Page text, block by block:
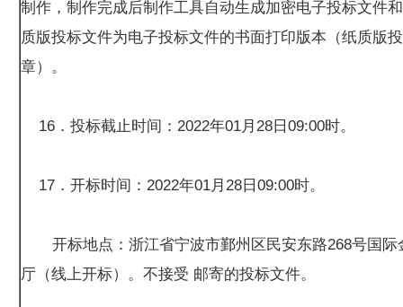
制作，制作完成后制作工具自动生成加密电子投标文件
质版投标文件为电子投标文件的书面打印版本（纸质版
章）。
16．投标截止时间：2022年01月28日09:00时。
17．开标时间：2022年01月28日09:00时。
开标地点：浙江省宁波市鄞州区民安东路268号国际
厅（线上开标）。不接受 邮寄的投标文件。